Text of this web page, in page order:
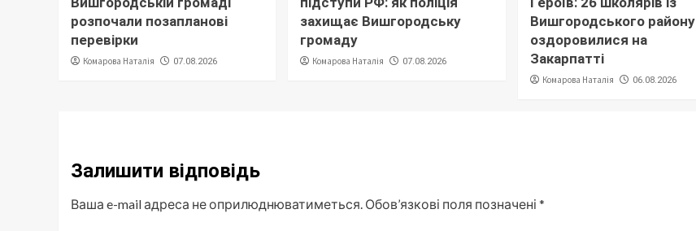
розпочали позапланові
перевірки
Комарова Наталія 07.08.2026
захищає Вишгородську
громаду
Комарова Наталія 07.08.2026
Вишгородського району
оздоровилися на
Закарпатті
Комарова Наталія 06.08.2026
Залишити відповідь
Ваша e-mail адреса не оприлюднюватиметься. Обов’язкові поля позначені *